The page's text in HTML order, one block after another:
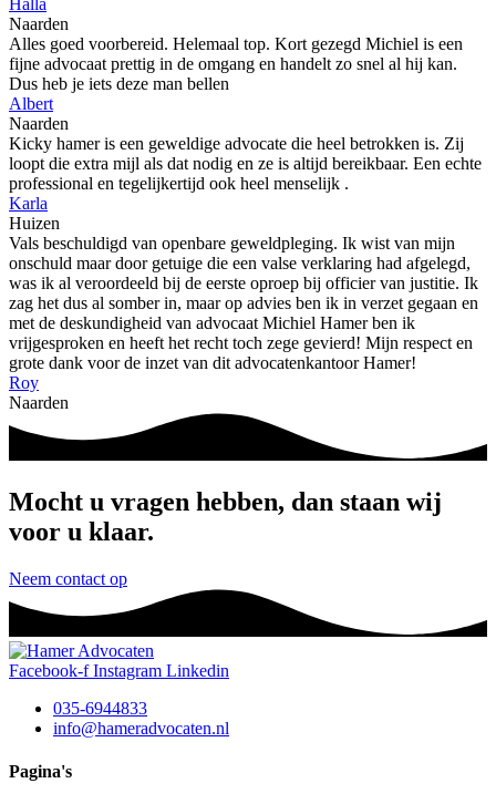
Halla
Naarden
Alles goed voorbereid. Helemaal top. Kort gezegd Michiel is een
fijne advocaat prettig in de omgang en handelt zo snel al hij kan.
Dus heb je iets deze man bellen
Albert
Naarden
Kicky hamer is een geweldige advocate die heel betrokken is. Zij
loopt die extra mijl als dat nodig en ze is altijd bereikbaar. Een echte
professional en tegelijkertijd ook heel menselijk .
Karla
Huizen
Vals beschuldigd van openbare geweldpleging. Ik wist van mijn
onschuld maar door getuige die een valse verklaring had afgelegd,
was ik al veroordeeld bij de eerste oproep bij officier van justitie. Ik
zag het dus al somber in, maar op advies ben ik in verzet gegaan en
met de deskundigheid van advocaat Michiel Hamer ben ik
vrijgesproken en heeft het recht toch zege gevierd! Mijn respect en
grote dank voor de inzet van dit advocatenkantoor Hamer!
Roy
Naarden
Mocht u vragen hebben, dan staan wij
voor u klaar.
Neem contact op
Facebook-f Instagram Linkedin
035-6944833
info@hameradvocaten.nl
Pagina's